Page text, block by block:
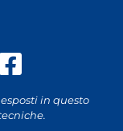
in questo